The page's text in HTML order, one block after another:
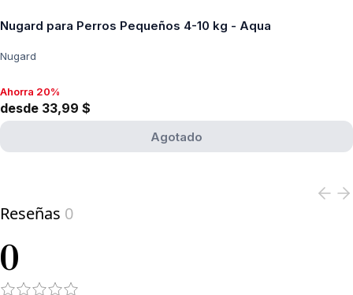
Nugard para Perros Pequeños 4-10 kg - Aqua
Nugard
Ahorra 20%, desde 33,99 $
Ahorra 20%
desde 33,99 $
Agotado
Reseñas 0
0